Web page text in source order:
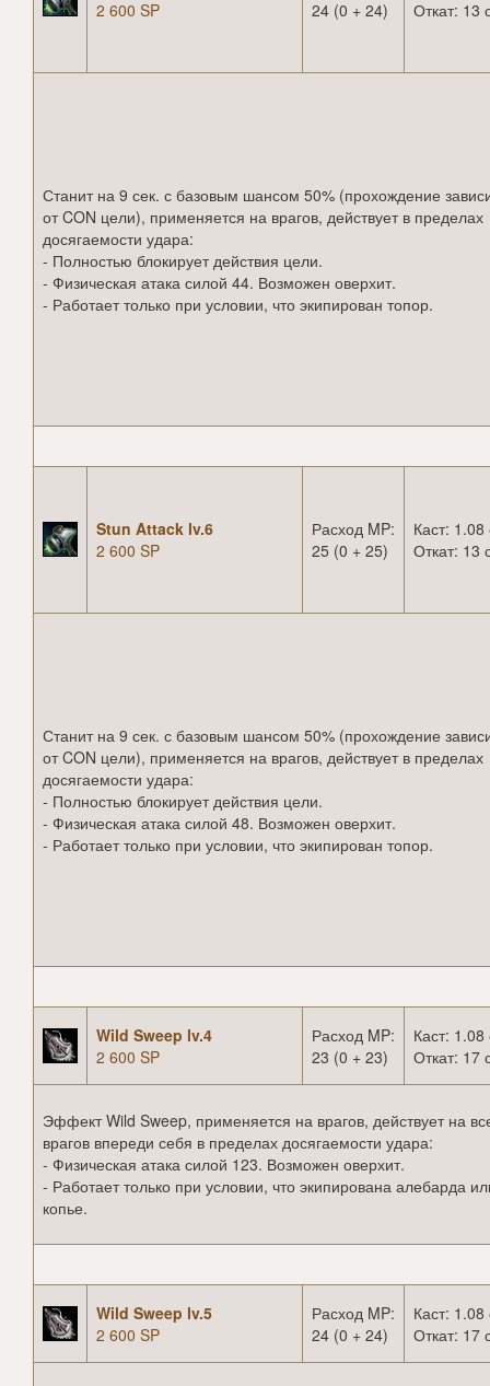
2 600 SP 24 (0 + 24) Откат: 13
Станит на 9 сек. с базовым шансом 50% (прохождение
от CON цели), применяется на врагов, действует в пределах
досягаемости удара:
- Полностью блокирует действия цели.
- Физическая атака силой 44. Возможен оверхит.
- Работает только при условии, что экипирован топор.
Stun Attack lv.6
2 600 SP
Расход MP:
25 (0 + 25)
Каст: 1.08
Откат: 13
Станит на 9 сек. с базовым шансом 50% (прохождение
от CON цели), применяется на врагов, действует в пределах
досягаемости удара:
- Полностью блокирует действия цели.
- Физическая атака силой 48. Возможен оверхит.
- Работает только при условии, что экипирован топор.
Wild Sweep lv.4
2 600 SP
Расход MP:
23 (0 + 23)
Каст: 1.08
Откат: 17
Эффект Wild Sweep, применяется на врагов, действует на
врагов впереди себя в пределах досягаемости удара:
- Физическая атака силой 123. Возможен оверхит.
- Работает только при условии, что экипирована алебарда
копье.
Wild Sweep lv.5
2 600 SP
Расход MP:
24 (0 + 24)
Каст: 1.08
Откат: 17